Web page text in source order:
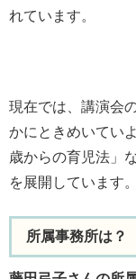
れています。
現在では、講演会
かにときめいてい
歳からの育児法」
を展開しています。
所属事務所は？